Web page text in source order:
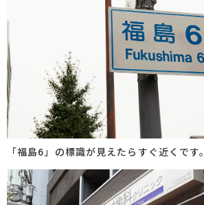
「福島6」の標識が見えたらすぐ近くです。